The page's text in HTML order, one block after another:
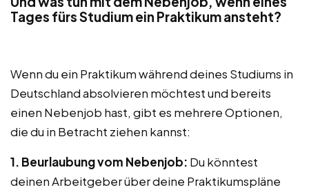
Tages fürs Studium ein Praktikum ansteht?
Wenn du ein Praktikum während deines Studiums in
Deutschland absolvieren möchtest und bereits
einen Nebenjob hast, gibt es mehrere Optionen,
die du in Betracht ziehen kannst:
1. Beurlaubung vom Nebenjob: Du könntest
deinen Arbeitgeber über deine Praktikumspläne